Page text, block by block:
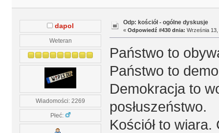
dapol
Weteran
Wiadomości: 2269
Płeć:
Odp: kościół - ogólne dyskusje
« Odpowiedź #430 dnia: Września
Państwo to
Państwo to
Demokracja to
posłuszeństwo.
Kościół to